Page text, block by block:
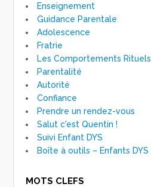
Enseignement
Guidance Parentale
Adolescence
Fratrie
Les Comportements Rituels
Parentalité
Autorité
Confiance
Prendre un rendez-vous
Salut c'est Quentin !
Suivi Enfant DYS
Boîte à outils – Enfants DYS
MOTS CLEFS